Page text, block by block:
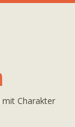
Charakter